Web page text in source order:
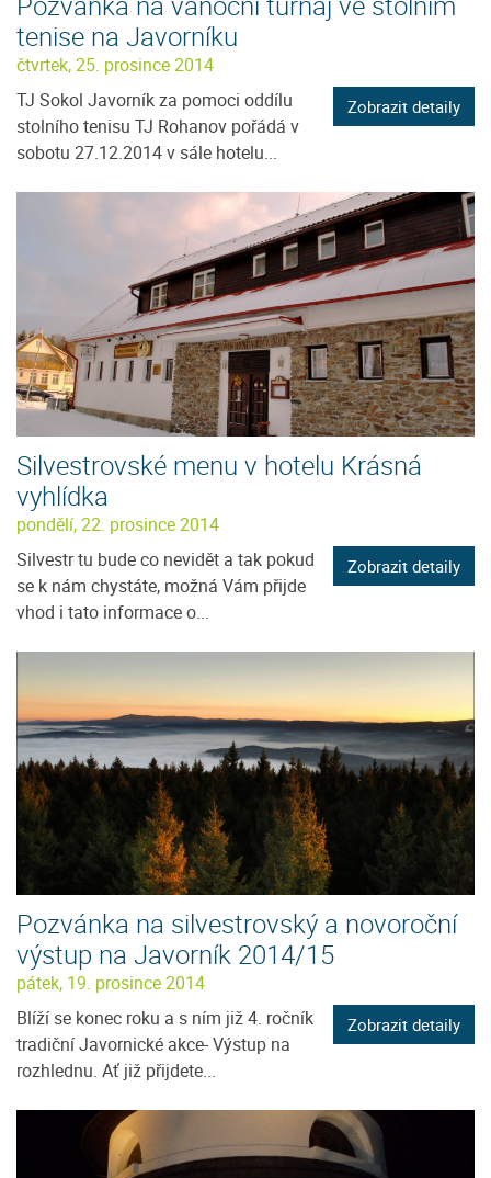
tenise na Javorníku
čtvrtek, 25. prosince 2014
TJ Sokol Javorník za pomoci oddílu
stolního tenisu TJ Rohanov pořádá v
sobotu 27.12.2014 v sále hotelu...
Zobrazit detaily
Silvestrovské menu v hotelu Krásná
vyhlídka
pondělí, 22. prosince 2014
Silvestr tu bude co nevidět a tak pokud
se k nám chystáte, možná Vám přijde
vhod i tato informace o...
Zobrazit detaily
Pozvánka na silvestrovský a novoroční
výstup na Javorník 2014/15
pátek, 19. prosince 2014
Blíží se konec roku a s ním již 4. ročník
tradiční Javornické akce- Výstup na
rozhlednu. Ať již přijdete...
Zobrazit detaily